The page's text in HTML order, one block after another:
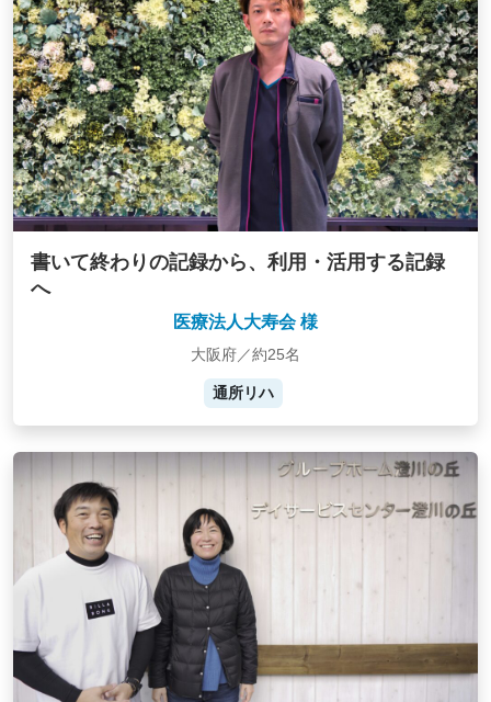
書いて終わりの記録から、利用・活用する記録
へ
医療法人大寿会 様
大阪府／約25名
通所リハ